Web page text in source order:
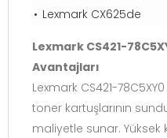
Lexmark CX625de
Lexmark CS421-
Avantajları
Lexmark CS421-
toner kartuşlarının
maliyetle sunar. Yüksek